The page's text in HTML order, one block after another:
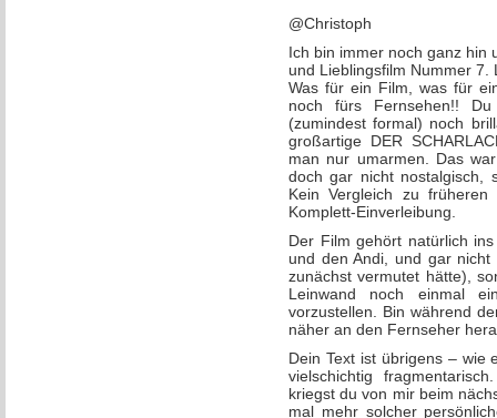
@Christoph
Ich bin immer noch ganz hin
und Lieblingsfilm Nummer
Was für ein Film, was für
noch fürs Fernsehen!! Du
(zumindest formal) noch
großartige DER
man nur umarmen. Das
doch gar nicht nostalgisch,
Kein Vergleich zu
Komplett-Einverleibung.
Der Film gehört natürlich
und den Andi, und gar
zunächst vermutet hätte),
Leinwand noch einmal
vorzustellen. Bin während
näher an den Fernseher
Dein Text ist übrigens – wie
vielschichtig
kriegst du von mir beim
mal mehr solcher